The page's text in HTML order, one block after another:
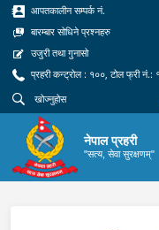
आपतकालीन सम्पर्क नं.
बारम्बार सोधिने प्रश्नहरु
उजुरी तथा गुनासो
प्रहरी कन्ट्रोल : १००, टोल फ्री
नेपाल प्रहरी
"सत्य, सेवा सुरक्षणम्"